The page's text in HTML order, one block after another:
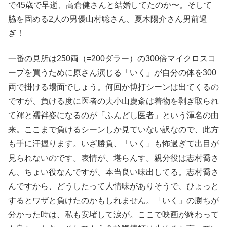
で45歳で早逝、高倉健さんと結婚してたのか〜。そして
脇を固める2人の男優山村聡さん、夏木陽介さん男前過
ぎ！
一番の見所は250両（=200ダラー）の300倍マイクロスコ
ープを買うために原さん演じる「いく」が自分の体を300
両で掛ける場面でしょう。何回か博打シーンは出てくるの
ですが、負ける度に医者の夫小山慶斎は着物を剥ぎ取られ
て褌と襦袢姿になるのが「ふんどし医者」という渾名の由
来。ここまで負けるシーンしか見ていない訳なので、此方
も手に汗握ります。いざ勝負、「いく」も怖過ぎて出目が
見られないのです。表情が、堪らんす。親分役は志村喬さ
ん、ちょい役なんですが、本当良い味出してる。志村喬さ
んですから、どうしたって人情味がありそうで、ひょっと
するとワザと負けたのかもしれません。「いく」の勝ちが
分かった時は、私も安堵して涙が。ここで映画が終わって